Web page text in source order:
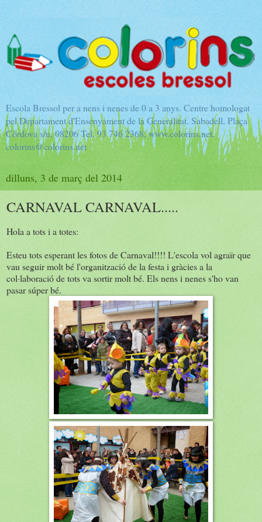
Escola Bressol per a nens i nenes de 0 a 3 anys. Centre homologat
pel Departament d'Ensenyament de la Generalitat. Sabadell, Plaça
Còrdova s/n, 08206 Tel. 93 746 2368, www.colorins.net,
colorins@colorins.net
dilluns, 3 de març del 2014
CARNAVAL CARNAVAL.....
Hola a tots i a totes:
Esteu tots esperant les fotos de Carnaval!!!! L'escola vol agraïr que
vau seguir molt bé l'organització de la festa i gràcies a la
col·laboració de tots va sortir molt bé. Els nens i nenes s'ho van
pasar súper bé.